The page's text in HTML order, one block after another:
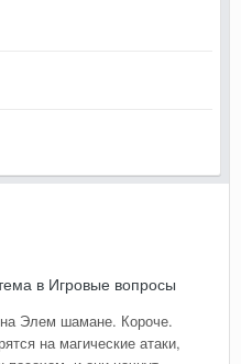
в Игровые вопросы
Элем шамане. Короче.
на магические атаки,